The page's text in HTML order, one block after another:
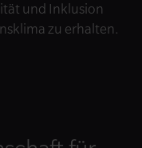
und Inklusion
zu erhalten.